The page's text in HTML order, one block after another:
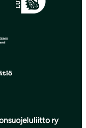
ry